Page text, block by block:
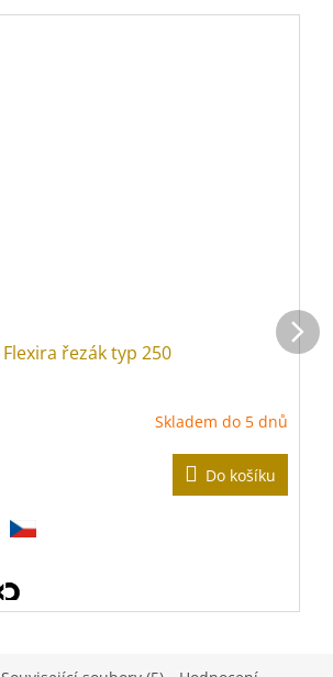
Flexira řezák typ 250
Skladem do 5 dnů
Do košíku